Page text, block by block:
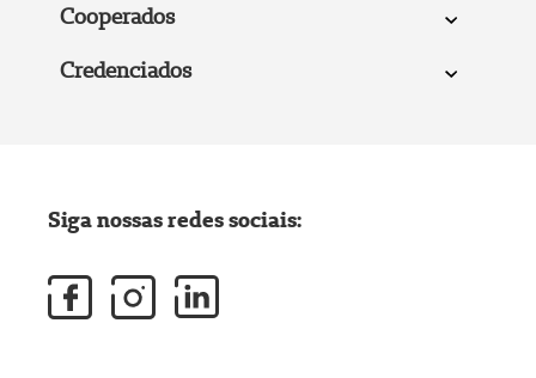
Cooperados
Credenciados
Siga nossas redes sociais: